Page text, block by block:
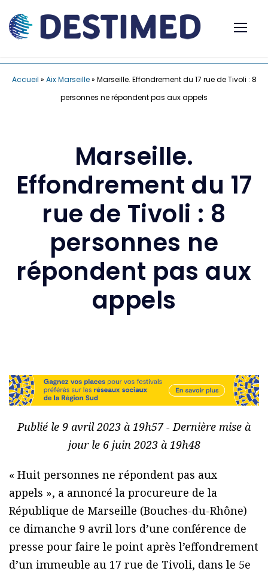
Accueil » Aix Marseille» Marseille. Effondrement du 17 rue de Tivoli : 8
personnes ne répondent pas aux appels
Marseille.
Effondrement du 17
rue de Tivoli : 8
personnes ne
répondent pas aux
appels
Publié le 9 avril 2023 à 19h57 - Dernière mise à
jour le 6 juin 2023 à 19h48
« Huit personnes ne répondent pas aux
appels », a annoncé la procureure de la
République de Marseille (Bouches-du-Rhône)
ce dimanche 9 avril lors d’une conférence de
presse pour faire le point après l’effondrement
d’un immeuble au 17 rue de Tivoli, dans le 5e